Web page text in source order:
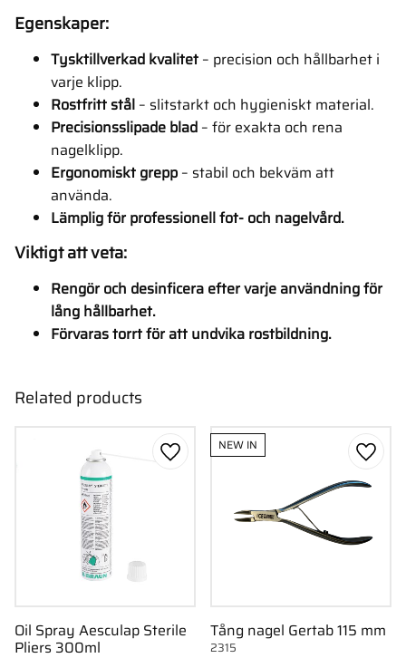
Egenskaper:
Tysktillverkad kvalitet – precision och hållbarhet i
varje klipp.
Rostfritt stål – slitstarkt och hygieniskt material.
Precisionsslipade blad – för exakta och rena
nagelklipp.
Ergonomiskt grepp – stabil och bekväm att
använda.
Lämplig för professionell fot- och nagelvård.
Viktigt att veta:
Rengör och desinficera efter varje användning för
lång hållbarhet.
Förvaras torrt för att undvika rostbildning.
Related products
Oil Spray Aesculap Sterile
Pliers 300ml
Add to favorites
Tång nagel Gertab 115 mm
2315
NEW IN
Add